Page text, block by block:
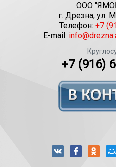
ООО
г. Дрезна, ул.
Телефон: +7
E-mail:
+7 (916)